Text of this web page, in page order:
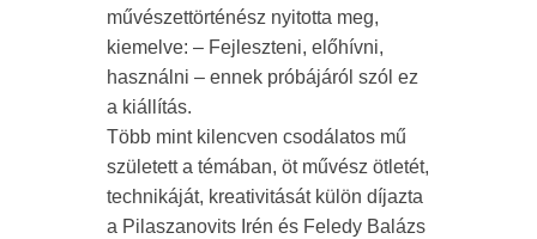
művészettörténész nyitotta meg,
kiemelve: – Fejleszteni, előhívni,
használni – ennek próbájáról szól ez
a kiállítás.
Több mint kilencven csodálatos mű
született a témában, öt művész ötletét,
technikáját, kreativitását külön díjazta
a Pilaszanovits Irén és Feledy Balázs